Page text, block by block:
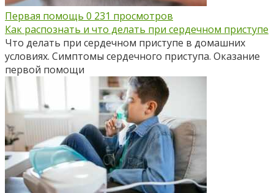
Первая помощь 0 231 просмотров
Как распознать и что делать при сердечном приступе
Что делать при сердечном приступе в домашних
условиях. Симптомы сердечного приступа. Оказание
первой помощи